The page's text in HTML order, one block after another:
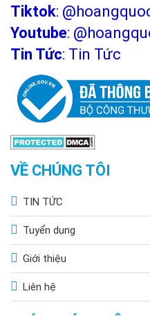
Tiktok:
Youtube:
Tin Tức: Tin Tức
VỀ CHÚNG TÔI
TIN TỨC
Tuyển dụng
Giới thiệu
Liên hệ